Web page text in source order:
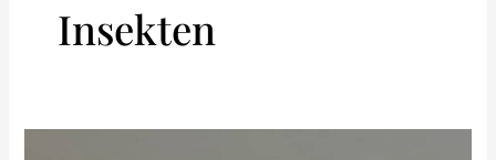
Insekten